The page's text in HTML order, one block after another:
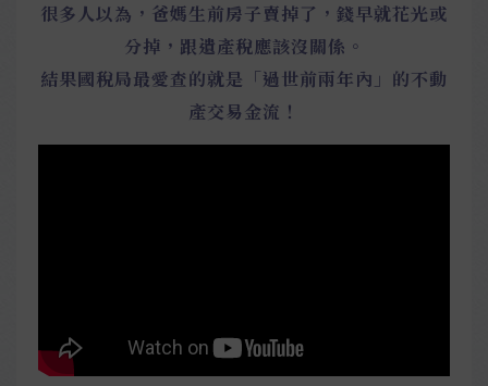
很多人以為，爸媽生前房子賣掉了，錢早就花光或
分掉，跟遺產稅應該沒關係。
結果國稅局最愛查的就是「過世前兩年內」的不動
產交易金流！